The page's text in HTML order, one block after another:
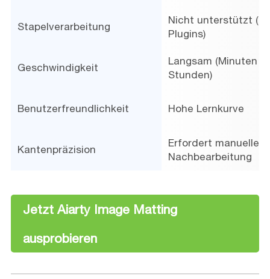
Stapelverarbeitung
Nicht unterstützt
Plugins)
Geschwindigkeit
Langsam (Minuten
Stunden)
Benutzerfreundlichkeit Hohe Lernkurve
Kantenpräzision
Erfordert manuelle
Nachbearbeitung
Jetzt Aiarty Image Matting
ausprobieren